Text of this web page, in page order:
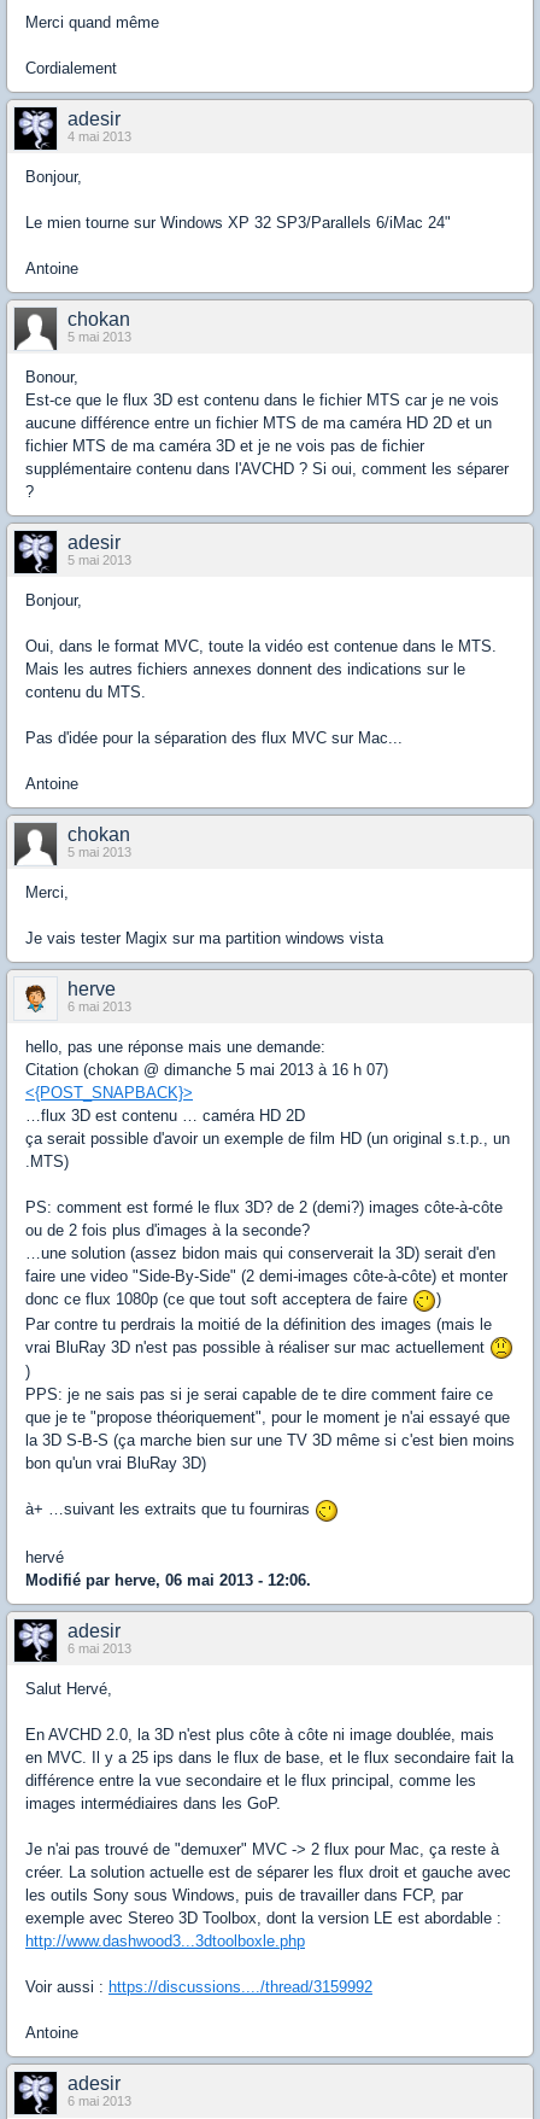
Merci quand même
Cordialement
adesir
4 mai 2013
Bonjour,
Le mien tourne sur Windows XP 32 SP3/Parallels 6/iMac 24"
Antoine
chokan
5 mai 2013
Bonour,
Est-ce que le flux 3D est contenu dans le fichier MTS car je ne vois
aucune différence entre un fichier MTS de ma caméra HD 2D et un
fichier MTS de ma caméra 3D et je ne vois pas de fichier
supplémentaire contenu dans l'AVCHD ? Si oui, comment les séparer
?
adesir
5 mai 2013
Bonjour,
Oui, dans le format MVC, toute la vidéo est contenue dans le MTS.
Mais les autres fichiers annexes donnent des indications sur le
contenu du MTS.
Pas d'idée pour la séparation des flux MVC sur Mac...
Antoine
chokan
5 mai 2013
Merci,
Je vais tester Magix sur ma partition windows vista
herve
6 mai 2013
hello, pas une réponse mais une demande:
Citation (chokan @ dimanche 5 mai 2013 à 16 h 07)
<{POST_SNAPBACK}>
…flux 3D est contenu … caméra HD 2D
ça serait possible d'avoir un exemple de film HD (un original s.t.p., un
.MTS)
PS: comment est formé le flux 3D? de 2 (demi?) images côte-à-côte
ou de 2 fois plus d'images à la seconde?
…une solution (assez bidon mais qui conserverait la 3D) serait d'en
faire une video "Side-By-Side" (2 demi-images côte-à-côte) et monter
donc ce flux 1080p (ce que tout soft acceptera de faire
)
Par contre tu perdrais la moitié de la définition des images (mais le
vrai BluRay 3D n'est pas possible à réaliser sur mac actuellement
)
PPS: je ne sais pas si je serai capable de te dire comment faire ce
que je te "propose théoriquement", pour le moment je n'ai essayé que
la 3D S-B-S (ça marche bien sur une TV 3D même si c'est bien moins
bon qu'un vrai BluRay 3D)
à+ …suivant les extraits que tu fourniras
hervé
Modifié par herve, 06 mai 2013 - 12:06.
adesir
6 mai 2013
Salut Hervé,
En AVCHD 2.0, la 3D n'est plus côte à côte ni image doublée, mais
en MVC. Il y a 25 ips dans le flux de base, et le flux secondaire fait la
différence entre la vue secondaire et le flux principal, comme les
images intermédiaires dans les GoP.
Je n'ai pas trouvé de "demuxer" MVC -> 2 flux pour Mac, ça reste à
créer. La solution actuelle est de séparer les flux droit et gauche avec
les outils Sony sous Windows, puis de travailler dans FCP, par
exemple avec Stereo 3D Toolbox, dont la version LE est abordable :
http://www.dashwood3...3dtoolboxle.php
Voir aussi : https://discussions..../thread/3159992
Antoine
adesir
6 mai 2013